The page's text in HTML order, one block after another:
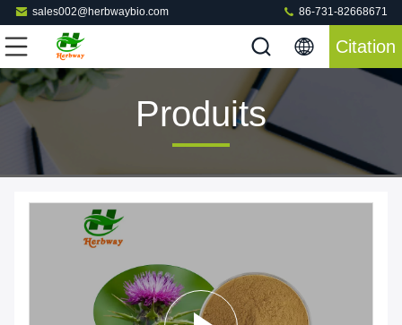
sales002@herbwaybio.com 86-731-82668671
Citation
Produits